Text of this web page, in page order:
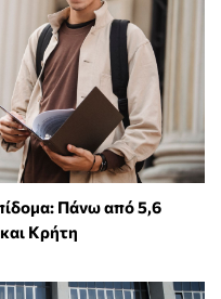
Πάνω από 5,6
Κρήτη